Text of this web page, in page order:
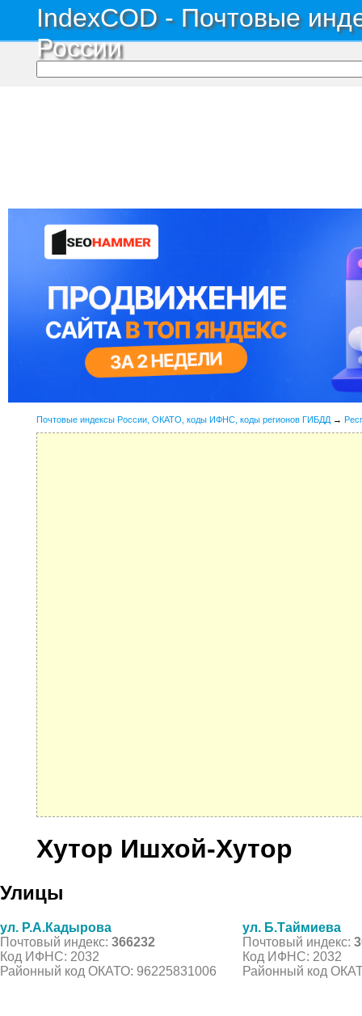
IndexCOD - Почтовые
России
Почтовые индексы России, ОКАТО, коды ИФНС, коды регионов ГИБДД →
Хутор Ишхой-Хутор
Улицы
ул. Р.А.Кадырова
Почтовый индекс: 366232
Код ИФНС: 2032
Районный код ОКАТО: 96225831006
ул. Б.Таймиева
Почтовый индекс:
Код ИФНС: 2032
Районный код